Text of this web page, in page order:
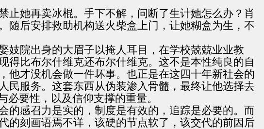
止她再卖冰棍。手下不解，问断了生计她怎么办？肖
随后安排救助机构送火柴盒上门，让她糊盒为生，不
妓院出身的大眉子以掩人耳目，在学校兢兢业业教
得比布尔什维克还布尔什维克。这不是本性纯良的自
他才没机会做一件坏事。也正是在这四十年新社会的
民服务。这套东西从伪装渗入骨髓，最终让他选择去
要性，以及信仰支撑的重量。
的感召力是实的，制度是有效的，追踪是必要的。而
的刻画语焉不详，该硬的节点软了，该交代的前因后